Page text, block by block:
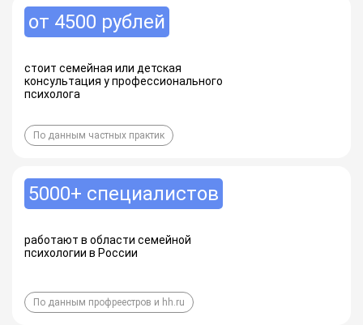
от 4500 рублей
стоит семейная или детская
консультация у профессионального
психолога
По данным частных практик
5000+ специалистов
работают в области семейной
психологии в России
По данным профреестров и hh.ru